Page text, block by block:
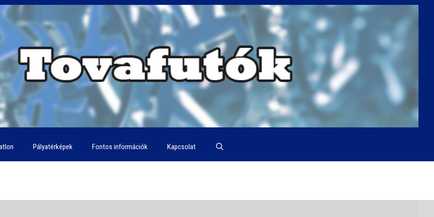
Pályatérképek Fontos információk Kapcsolat